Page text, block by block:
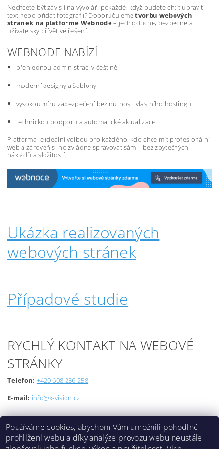
Nechcete být závislí na vývojáři pokaždé, když budete chtít upravit
text nebo přidat fotografii? Doporučujemetvorbu webových
stránek na platformě Webnode – jednoduché, bezpečné a
uživatelsky přívětivé řešení.
WEBNODE NABÍZÍ
přehlednou administraci v češtině
moderní designy a šablony
vysokou míru zabezpečení bez nutnosti vlastního hostingu
technickou podporu a automatické aktualizace
Platforma je ideální volbou pro každého, kdo chce mít profesionální
web a zároveň si ho zvládne spravovat sám – bez zbytečných
nákladů a složitostí.
Ukázka realizovaných
webových stránek
Případové studie
RYCHLÝ KONTAKT NA WEBOVÉ
STRÁNKY
Telefon: +420 608 236 258
E-mail: info@x-vision.cz
Používáme cookies, abychom Vám umožnili pohodlné
prohlížení webu a díky analýze provozu webu neustále